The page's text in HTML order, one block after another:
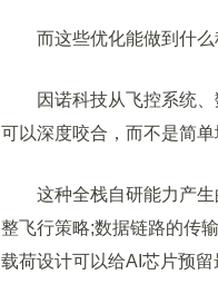
而这些优化能做到什么
因诺科技从飞控系统、
可以深度咬合，而不是简
这种全栈自研能力产生
整飞行策略;数据链路的传
载荷设计可以给AI芯片预